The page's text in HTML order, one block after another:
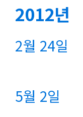
2012년
2월 24일
5월 2일